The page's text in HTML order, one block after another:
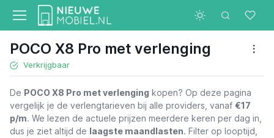
POCO X8 Pro met verlenging
Verkrijgbaar
De POCO X8 Pro met verlenging kopen? Op deze pagina
vergelijk je de verlengtarieven bij alle providers, vanaf €17
p/m. We lezen de actuele prijzen meerdere keren per dag in,
dus je ziet altijd de laagste maandlasten. Filter op looptijd,